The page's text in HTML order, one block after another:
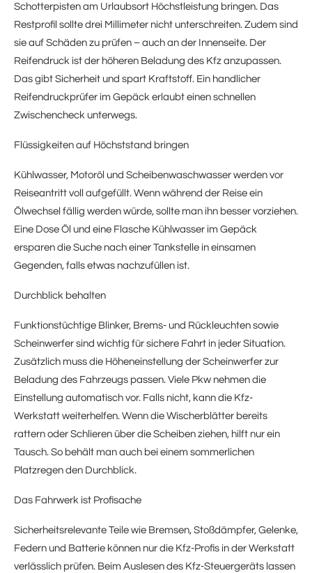
Schotterpisten am Urlaubsort Höchstleistung bringen. Das
Restprofil sollte drei Millimeter nicht unterschreiten. Zudem sind
sie auf Schäden zu prüfen – auch an der Innenseite. Der
Reifendruck ist der höheren Beladung des Kfz anzupassen.
Das gibt Sicherheit und spart Kraftstoff. Ein handlicher
Reifendruckprüfer im Gepäck erlaubt einen schnellen
Zwischencheck unterwegs.
Flüssigkeiten auf Höchststand bringen
Kühlwasser, Motoröl und Scheibenwaschwasser werden vor
Reiseantritt voll aufgefüllt. Wenn während der Reise ein
Ölwechsel fällig werden würde, sollte man ihn besser vorziehen.
Eine Dose Öl und eine Flasche Kühlwasser im Gepäck
ersparen die Suche nach einer Tankstelle in einsamen
Gegenden, falls etwas nachzufüllen ist.
Durchblick behalten
Funktionstüchtige Blinker, Brems- und Rückleuchten sowie
Scheinwerfer sind wichtig für sichere Fahrt in jeder Situation.
Zusätzlich muss die Höheneinstellung der Scheinwerfer zur
Beladung des Fahrzeugs passen. Viele Pkw nehmen die
Einstellung automatisch vor. Falls nicht, kann die Kfz-
Werkstatt weiterhelfen. Wenn die Wischerblätter bereits
rattern oder Schlieren über die Scheiben ziehen, hilft nur ein
Tausch. So behält man auch bei einem sommerlichen
Platzregen den Durchblick.
Das Fahrwerk ist Profisache
Sicherheitsrelevante Teile wie Bremsen, Stoßdämpfer, Gelenke,
Federn und Batterie können nur die Kfz-Profis in der Werkstatt
verlässlich prüfen. Beim Auslesen des Kfz-Steuergeräts lassen